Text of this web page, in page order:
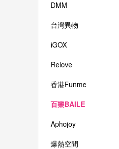
DMM
台灣異物
iGOX
Relove
香港Funme
百樂BAILE
Aphojoy
爆熱空間